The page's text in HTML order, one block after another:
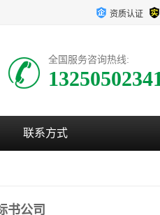
资质认证
全国服务咨询热线:
联系方式
书公司